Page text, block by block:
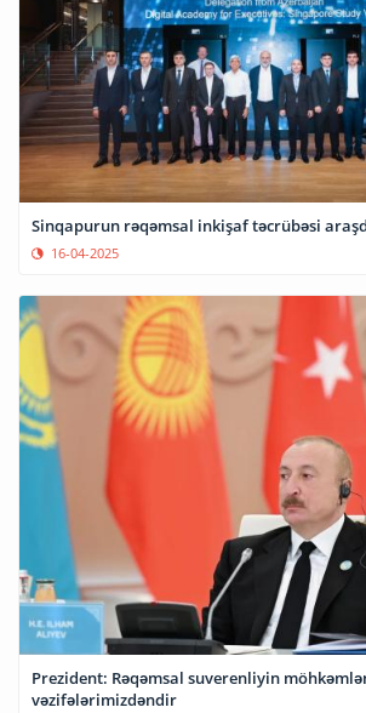
Sinqapurun rəqəmsal inkişaf təcrübəsi
16-04-2025
Prezident: Rəqəmsal suverenliyin
vəzifələrimizdəndir